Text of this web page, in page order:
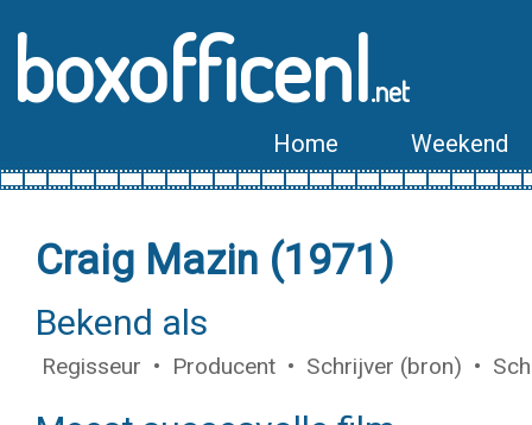
boxofficenl.net
Home Weekend
Craig Mazin (1971)
Bekend als
Regisseur • Producent • Schrijver (bron) •